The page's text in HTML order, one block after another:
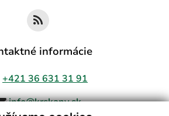
informácie
+421 36 631 31 91
info@krskany.sk